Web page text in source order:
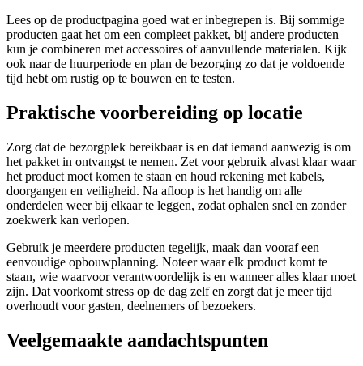
Lees op de productpagina goed wat er inbegrepen is. Bij sommige
producten gaat het om een compleet pakket, bij andere producten
kun je combineren met accessoires of aanvullende materialen. Kijk
ook naar de huurperiode en plan de bezorging zo dat je voldoende
tijd hebt om rustig op te bouwen en te testen.
Praktische voorbereiding op locatie
Zorg dat de bezorgplek bereikbaar is en dat iemand aanwezig is om
het pakket in ontvangst te nemen. Zet voor gebruik alvast klaar waar
het product moet komen te staan en houd rekening met kabels,
doorgangen en veiligheid. Na afloop is het handig om alle
onderdelen weer bij elkaar te leggen, zodat ophalen snel en zonder
zoekwerk kan verlopen.
Gebruik je meerdere producten tegelijk, maak dan vooraf een
eenvoudige opbouwplanning. Noteer waar elk product komt te
staan, wie waarvoor verantwoordelijk is en wanneer alles klaar moet
zijn. Dat voorkomt stress op de dag zelf en zorgt dat je meer tijd
overhoudt voor gasten, deelnemers of bezoekers.
Veelgemaakte aandachtspunten